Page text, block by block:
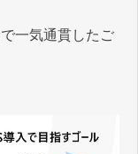
一気通貫したご